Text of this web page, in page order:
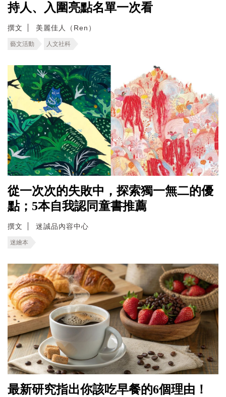
持人、入圍亮點名單一次看
撰文 美麗佳人（Ren）
藝文活動 人文社科
從一次次的失敗中，探索獨一無二的優
點；5本自我認同童書推薦
撰文 迷誠品內容中心
迷繪本
最新研究指出你該吃早餐的6個理由！